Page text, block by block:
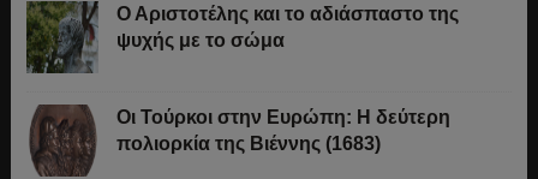
Ο Αριστοτέλης και το αδιάσπαστο της
ψυχής με το σώμα
Οι Τούρκοι στην Ευρώπη: Η δεύτερη
πολιορκία της Βιέννης (1683)